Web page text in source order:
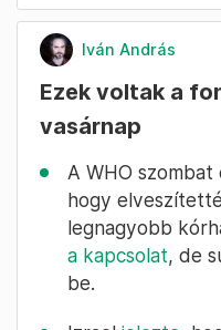
Iván András
Ezek voltak a
vasárnap
A WHO szombat
hogy
legnagyobb
a kapcsolat, de
be.